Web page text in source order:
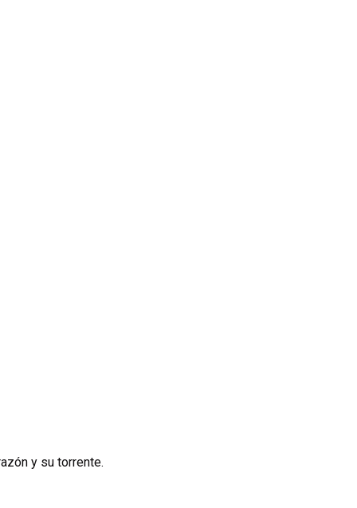
y su torrente.